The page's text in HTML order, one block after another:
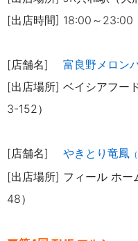
[出店時間] 18:00～23:00
[店舗名] 富良野メロン
[出店場所] ベイシアフー
3-152）
[店舗名] やきとり竜鳳
[出店場所] フィール ホー
48）